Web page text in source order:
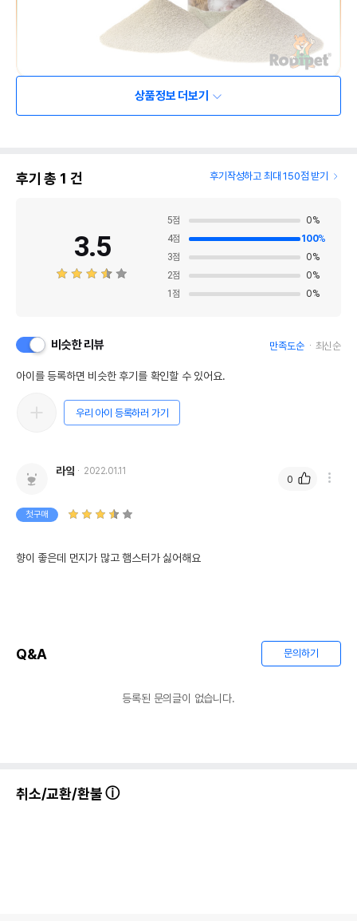
상품정보 더보기
후기 총 1 건 후기작성하고 최대 150점 받기
3.5
5점 0%
4점 100%
3점 0%
2점 0%
1 점 0%
비슷한 리뷰 만족도순 최신순
아이를 등록하면 비슷한 후기를 확인할 수 있어요.
우리 아이 등록하러 가기
라잌 2022.01.11
첫구매
향이 좋은데 먼지가 많고 햄스터가 싫어해요
0
Q&A 문의하기
등록된 문의글이 없습니다.
취소/교환/환불